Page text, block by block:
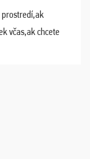
prostredí,ak
včas,ak chcete